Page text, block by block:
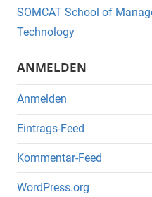
o
o
k
SOMCAT School of
Technology
ANMELDEN
Anmelden
Eintrags-Feed
Kommentar-Feed
WordPress.org